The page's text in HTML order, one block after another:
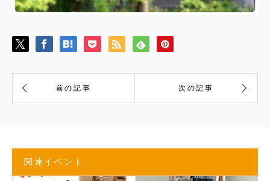
関連イベント